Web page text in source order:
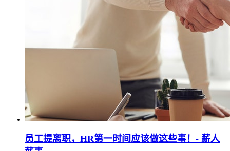
员工提离职，HR第一时间应该做这些事！- 薪人